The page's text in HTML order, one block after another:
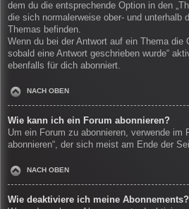
dem du die entsprechende Option in den
die sich normalerweise ober- und unterhalb
Themas befinden.
Wenn du bei der Antwort auf ein Thema die
sobald eine Antwort geschrieben wurde“
ebenfalls für dich abonniert.
NACH OBEN
Wie kann ich ein Forum abonnieren?
Um ein Forum zu abonnieren, verwende im
abonnieren“, der sich meist am Ende der
NACH OBEN
Wie deaktiviere ich meine Abonnements?